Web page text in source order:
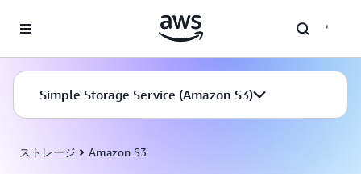
Simple Storage Service (Amazon S3)
ストレージ Amazon S3